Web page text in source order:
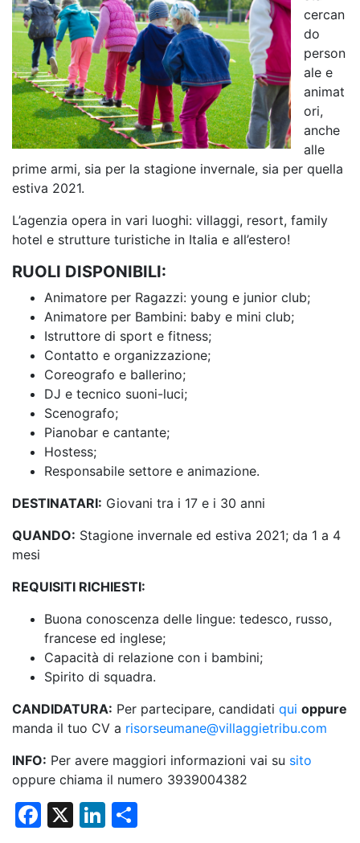
cercan
do
person
ale e
animat
ori,
anche
alle
prime armi, sia per la stagione invernale, sia per quella
estiva 2021.
L’agenzia opera in vari luoghi: villaggi, resort, family
hotel e strutture turistiche in Italia e all’estero!
RUOLI DISPONIBILI:
Animatore per Ragazzi: young e junior club;
Animatore per Bambini: baby e mini club;
Istruttore di sport e fitness;
Contatto e organizzazione;
Coreografo e ballerino;
DJ e tecnico suoni-luci;
Scenografo;
Pianobar e cantante;
Hostess;
Responsabile settore e animazione.
DESTINATARI: Giovani tra i 17 e i 30 anni
QUANDO: Stagione invernale ed estiva 2021; da 1 a 4
mesi
REQUISITI RICHIESTI:
Buona conoscenza delle lingue: tedesco, russo,
francese ed inglese;
Capacità di relazione con i bambini;
Spirito di squadra.
CANDIDATURA: Per partecipare, candidati qui oppure
manda il tuo CV a risorseumane@villaggietribu.com
INFO: Per avere maggiori informazioni vai su sito
oppure chiama il numero 3939004382
F
X
Li